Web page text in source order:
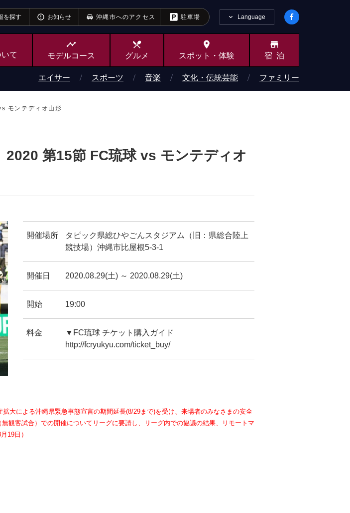
を探す error_outline お知らせ 沖縄市へのアクセス 駐車場 Language
て
timeline
モデルコース
local_dining
グルメ
place
スポット・ 体験
store
宿泊
エイサー スポーツ 音楽 文化・伝統芸能 ファミリー
モンテディオ山形
2020 第15節 FC琉球 vs モンテディオ
開催場所
タピック県総ひやごんスタジアム（旧：県総合陸上
競技場）沖縄市比屋根5-3-1
開催日 2020.08.29(土) ～ 2020.08.29(土)
開始 19:00
料金
▼FC琉球 チケット購入ガイド
http://fcryukyu.com/ticket_buy/
大による沖縄県緊急事態宣言の期間延長(8/29まで)を受け、来場者のみなさまの安全
観客試合）での開催についてリーグに要請し、リーグ内での協議の結果、リモートマ
19日）